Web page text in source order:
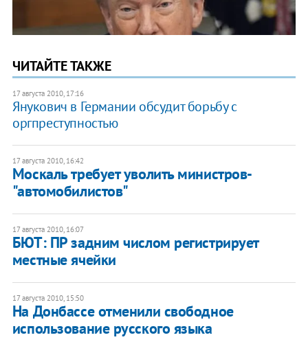
ЧИТАЙТЕ ТАКЖЕ
17 августа 2010, 17:16
Янукович в Германии обсудит борьбу с
оргпреступностью
17 августа 2010, 16:42
Москаль требует уволить министров-
"автомобилистов"
17 августа 2010, 16:07
БЮТ: ПР задним числом регистрирует
местные ячейки
17 августа 2010, 15:50
На Донбассе отменили свободное
использование русского языка